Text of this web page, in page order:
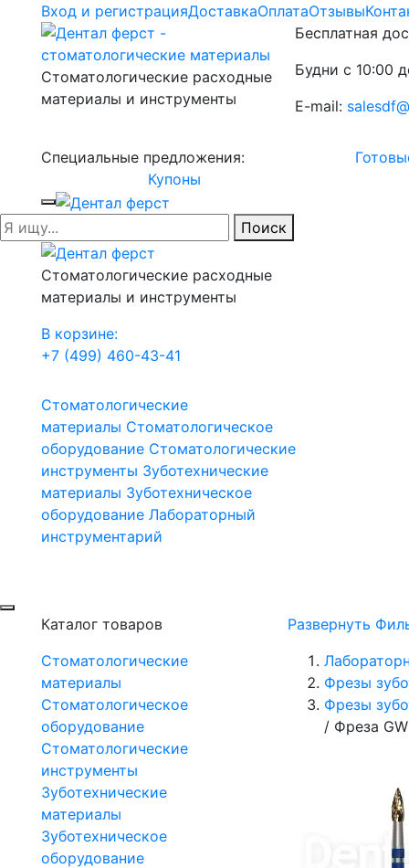
Вход и регистрацияДоставкаОплатаОтзывы
Стоматологические расходные
материалы и инструменты
Бесплатная
Будни с 10:00
E-mail:
Специальные предложения:
Купоны
Поиск
Стоматологические расходные
материалы и инструменты
В корзине:
+7 (499) 460-43-41
Стоматологические
материалы Стоматологическое
оборудование Стоматологические
инструменты Зуботехнические
материалы Зуботехническое
оборудование Лабораторный
инструментарий
Каталог товаров
Стоматологические
материалы
Стоматологическое
оборудование
Стоматологические
инструменты
Зуботехнические
материалы
Зуботехническое
оборудование
Развернуть
Фрезы
Фрезы
/ Фреза